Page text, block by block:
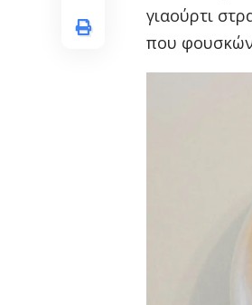
γιαούρτι
που